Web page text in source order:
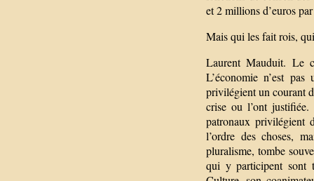
et 2 millions d’euros
Mais qui les fait rois,
Laurent Mauduit. Le
L’économie n’est
privilégient un courant
crise ou l’ont
patronaux privilégient
l’ordre des choses,
pluralisme, tombe
qui y participent sont